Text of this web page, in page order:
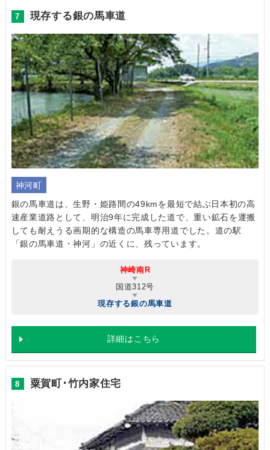
7 現存する銀の馬車道
神河町
銀の馬車道は、生野・姫路間の49kmを最短で結ぶ日本初の高
速産業道路として、明治9年に完成した道で、重い鉱石を運搬
しても耐えうる画期的な構造の馬車専用道でした。道の駅
「銀の馬車道・神河」の近くに、残っています。
神崎南R
国道312号
現存する銀の馬車道
詳細はこちら
8 粟賀町･竹内家住宅